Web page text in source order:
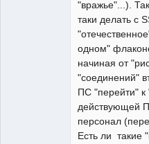
"вражье"...).
таки делать с
одном"
начиная от
"соединений"
ПС "перейти" к
действующей
персонал
Есть ли такие